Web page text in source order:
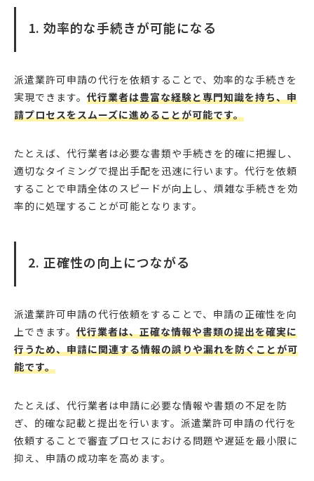
1. 効率的な手続きが可能になる
派遣業許可申請の代行を依頼することで、効率的な手続きを
実現できます。 代行業者は豊富な経験と専門知識を持ち、申
請プロセスをスムーズに進めることが可能です。
たとえば、代行業者は必要な書類や手続きを的確に把握し、
適切なタイミングで提出手配を迅速に行います。代行を依頼
することで申請全体のスピードが向上し、煩雑な手続きを効
率的に処理することが可能となります。
2. 正確性の向上につながる
派遣業許可申請の代行依頼をすることで、申請の正確性を向
上できます。 代行業者は、正確な情報や書類の提出を確実に
行うため、申請に関連する情報の誤りや漏れを防ぐことが可
能です。
たとえば、代行業者は申請に必要な情報や書類の不足を防
ぎ、的確な記載と提出を行います。派遣業許可申請の代行を
依頼することで審査プロセスにおける問題や遅延を最小限に
抑え、申請の成功率を高めます。